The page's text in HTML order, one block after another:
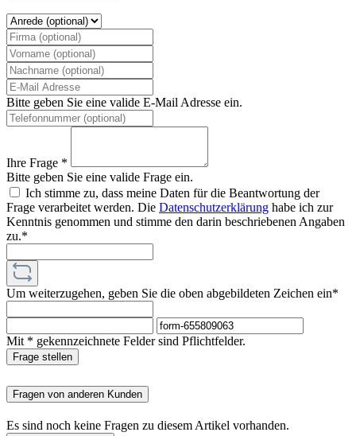
Bitte geben Sie eine valide E-Mail Adresse ein.
Ihre Frage *
Bitte geben Sie eine valide Frage ein.
Ich stimme zu, dass meine Daten für die Beantwortung der
Frage verarbeitet werden. Die Datenschutzerklärung habe ich zur
Kenntnis genommen und stimme den darin beschriebenen Angaben
zu.*
Um weiterzugehen, geben Sie die oben abgebildeten Zeichen ein*
Mit * gekennzeichnete Felder sind Pflichtfelder.
Frage stellen
Fragen von anderen Kunden
Es sind noch keine Fragen zu diesem Artikel vorhanden.